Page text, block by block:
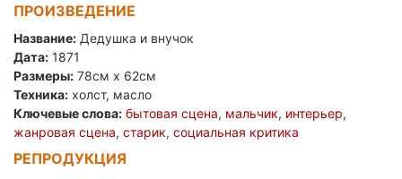
ПРОИЗВЕДЕНИЕ
Название: Дедушка и внучок
Дата: 1871
Размеры: 78см x 62см
Техника: холст, масло
Ключевые слова: бытовая сцена, мальчик, интерьер,
жанровая сцена, старик, социальная критика
РЕПРОДУКЦИЯ